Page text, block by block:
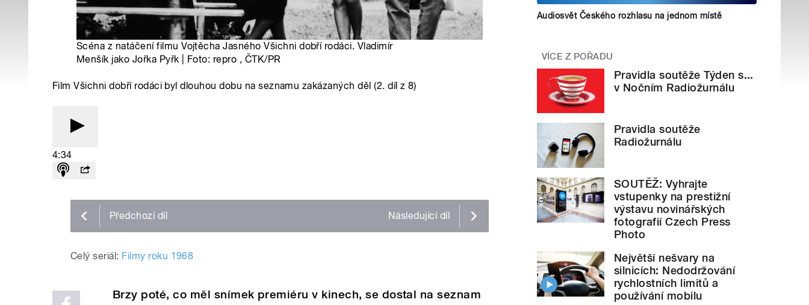
Scéna z natáčení filmu Vojtěcha Jasného Všichni dobří rodáci. Vladimír
Menšík jako Jořka Pyřk | Foto: repro , ČTK/PR
Film Všichni dobří rodáci byl dlouhou dobu na seznamu zakázaných děl (2. díl z 8)
4:34
Předchozí díl Následující díl
Celý seriál: Filmy roku 1968
Brzy poté, co měl snímek premiéru v kinech, se dostal na seznam
Audiosvět Českého rozhlasu na jednom místě
VÍCE Z POŘADU
Pravidla soutěže Týden s...
v Nočním Radiožurnálu
Pravidla soutěže
Radiožurnálu
SOUTĚŽ: Vyhrajte
vstupenky na prestižní
výstavu novinářských
fotografií Czech Press
Photo
Největší nešvary na
silnicích: Nedodržování
rychlostních limitů a
používání mobilu